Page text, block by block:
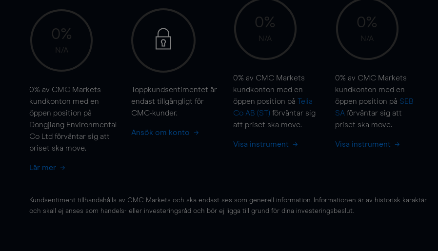
0%
N/A
0% av CMC Markets
kundkonton med en
öppen position på
Dongjiang Environmental
Co Ltd förväntar sig att
priset ska move.
Lär mer
Toppkundsentimentet är
endast tillgängligt för
CMC-kunder.
Ansök om konto
0%
N/A
0% av CMC Markets
kundkonton med en
öppen position på Telia
Co AB (ST) förväntar sig
att priset ska move.
Visa instrument
0%
N/A
0% av CMC Markets
kundkonton med en
öppen position på SEB
SA förväntar sig att
priset ska move.
Visa instrument
Kundsentiment tillhandahålls av CMC Markets och ska endast ses som generell information. Informationen är av historisk karaktär
och skall ej anses som handels- eller investeringsråd och bör ej ligga till grund för dina investeringsbeslut.